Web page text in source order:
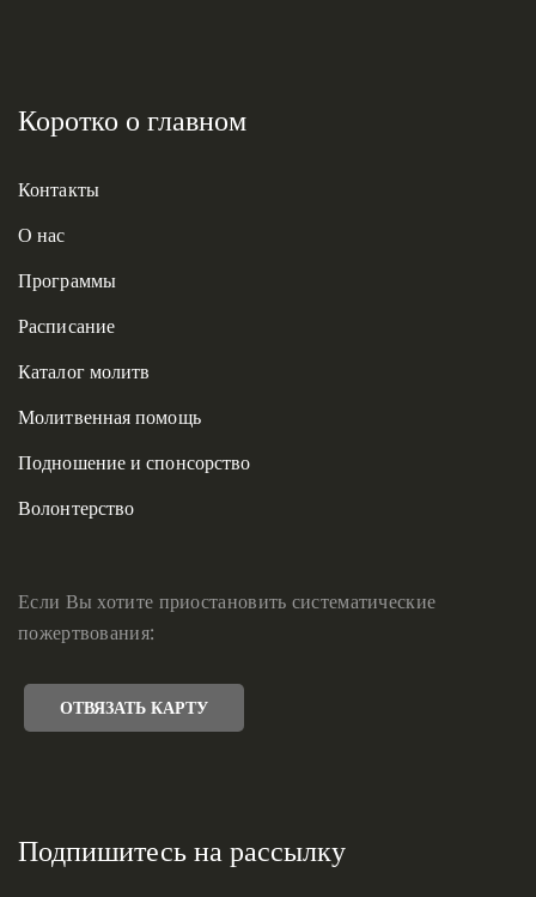
Коротко о главном
Контакты
О нас
Программы
Расписание
Каталог молитв
Молитвенная помощь
Подношение и спонсорство
Волонтерство
Если Вы хотите приостановить систематические
пожертвования:
ОТВЯЗАТЬ КАРТУ
Подпишитесь на рассылку